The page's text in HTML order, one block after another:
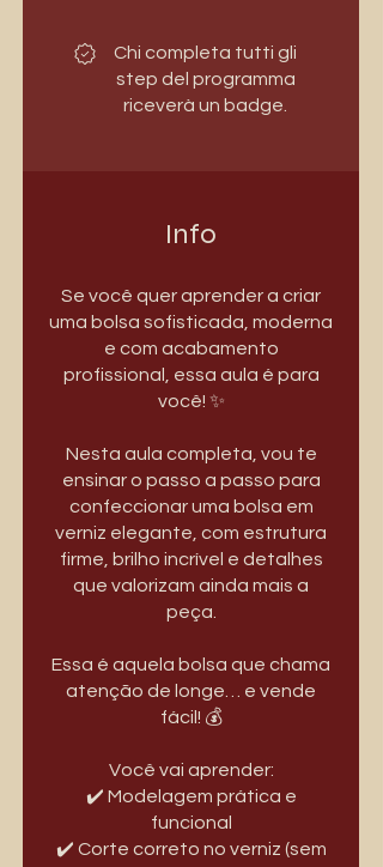
Chi completa tutti gli
step del programma
riceverà un badge.
Info
Se você quer aprender a criar
uma bolsa sofisticada, moderna
e com acabamento
profissional, essa aula é para
você! ✨
Nesta aula completa, vou te
ensinar o passo a passo para
confeccionar uma bolsa em
verniz elegante, com estrutura
firme, brilho incrível e detalhes
que valorizam ainda mais a
peça.
Essa é aquela bolsa que chama
atenção de longe… e vende
fácil! 💰
Você vai aprender:
✔️ Modelagem prática e
funcional
✔️ Corte correto no verniz (sem